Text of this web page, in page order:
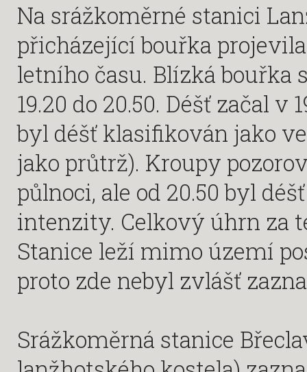
Na srážkoměrné stanici
přicházející bouřka
letního času. Blízká bouřka
19.20 do 20.50. Déšť začal v
byl déšť klasifikován jako
jako průtrž). Kroupy
půlnoci, ale od 20.50 byl
intenzity. Celkový úhrn za
Stanice leží mimo území
proto zde nebyl zvlášť
Srážkoměrná stanice